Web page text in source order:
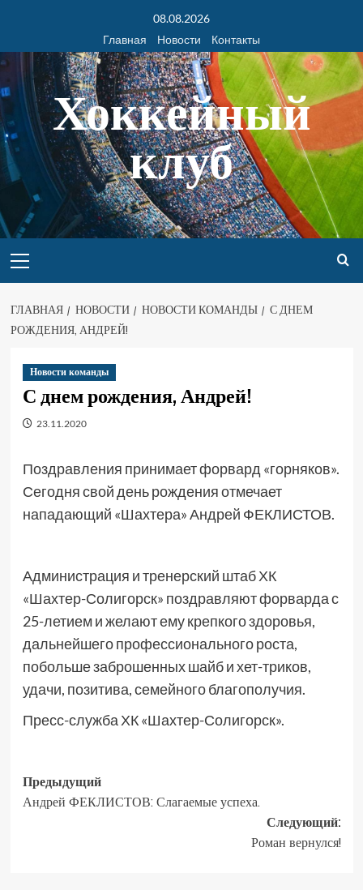
08.08.2026
Главная
Новости Контакты
Хоккейный
клуб
ГЛАВНАЯ НОВОСТИ НОВОСТИ КОМАНДЫ
С ДНЕМ
РОЖДЕНИЯ, АНДРЕЙ!
Новости команды
С днем рождения, Андрей!
23.11.2020
Поздравления принимает форвард «горняков».
Сегодня свой день рождения отмечает
нападающий «Шахтера» Андрей ФЕКЛИСТОВ.
Администрация и тренерский штаб ХК
«Шахтер-Солигорск» поздравляют форварда с
25-летием и желают ему крепкого здоровья,
дальнейшего профессионального роста,
побольше заброшенных шайб и хет-триков,
удачи, позитива, семейного благополучия.
Пресс-служба ХК «Шахтер-Солигорск».
Предыдущий
Андрей ФЕКЛИСТОВ: Слагаемые успеха.
Следующий:
Роман вернулся!